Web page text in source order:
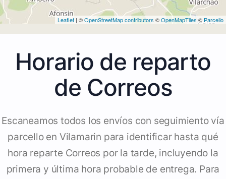
Leaflet | ©OpenStreetMap contributors ©OpenMapTiles © Parcello
Horario de reparto
de Correos
Escaneamos todos los envíos con seguimiento vía
parcello en Vilamarin para identificar hasta qué
hora reparte Correos por la tarde, incluyendo la
primera y última hora probable de entrega. Para